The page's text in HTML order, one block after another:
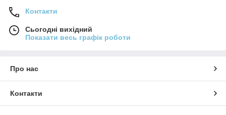
Контакти
Сьогодні вихідний
Показати весь графік роботи
Про нас
Контакти